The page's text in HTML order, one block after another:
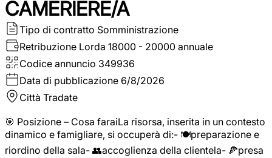
CAMERIERE/A
Tipo di contratto Somministrazione
Retribuzione Lorda 18000 - 20000 annuale
Codice annuncio 349936
Data di pubblicazione 6/8/2026
Città Tradate
🎯 Posizione – Cosa faraiLa risorsa, inserita in un contesto
dinamico e famigliare, si occuperà di:- 🍽️preparazione e
riordino della sala- 👥accoglienza della clientela- 🍕presa